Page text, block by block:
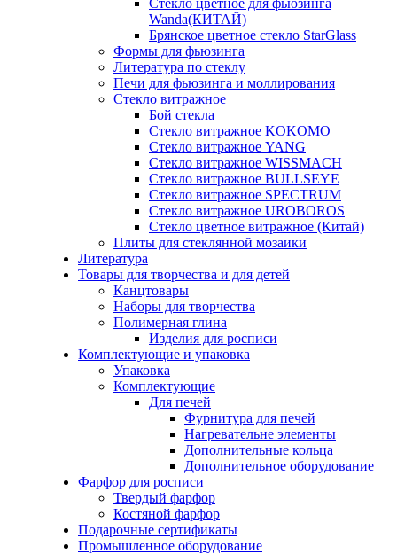
Стекло цветное для фьюзинга
Wanda(КИТАЙ)
Брянское цветное стекло StarGlass
Формы для фьюзинга
Литература по стеклу
Печи для фьюзинга и моллирования
Стекло витражное
Бой стекла
Стекло витражное KOKOMO
Стекло витражное YANG
Стекло витражное WISSMACH
Стекло витражное BULLSEYE
Стекло витражное SPECTRUM
Стекло витражное UROBOROS
Стекло цветное витражное (Китай)
Плиты для стеклянной мозаики
Литература
Товары для творчества и для детей
Канцтовары
Наборы для творчества
Полимерная глина
Изделия для росписи
Комплектующие и упаковка
Упаковка
Комплектующие
Для печей
Фурнитура для печей
Нагревательне элементы
Дополнительные кольца
Дополнительное оборудование
Фарфор для росписи
Твердый фарфор
Костяной фарфор
Подарочные сертификаты
Промышленное оборудование